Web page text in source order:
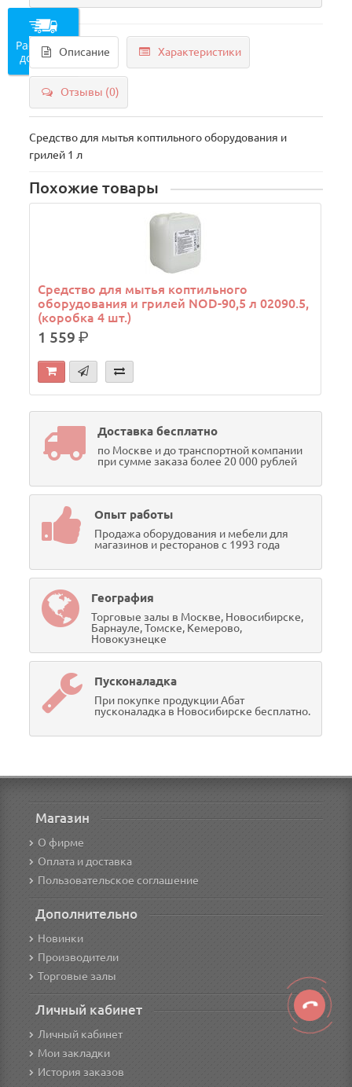
Описание Характеристики
Отзывы (0)
Средство для мытья коптильного оборудования и
грилей 1 л
Похожие товары
Средство для мытья коптильного
оборудования и грилей NOD-90,5 л 02090.5,
(коробка 4 шт.)
1 559р.
Доставка бесплатно
по Москве и до транспортной компании
при сумме заказа более 20 000 рублей
Опыт работы
Продажа оборудования и мебели для
магазинов и ресторанов с 1993 года
География
Торговые залы в Москве, Новосибирске,
Барнауле, Томске, Кемерово,
Новокузнецке
Пусконаладка
При покупке продукции Абат
пусконаладка в Новосибирске бесплатно.
Магазин
О фирме
Оплата и доставка
Пользовательское соглашение
Дополнительно
Новинки
Производители
Торговые залы
Личный кабинет
Личный кабинет
Мои закладки
История заказов
Рассчитать
доставку